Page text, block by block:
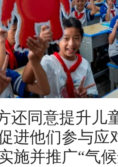
还同意提升儿
进他们参与应
施并推广“气